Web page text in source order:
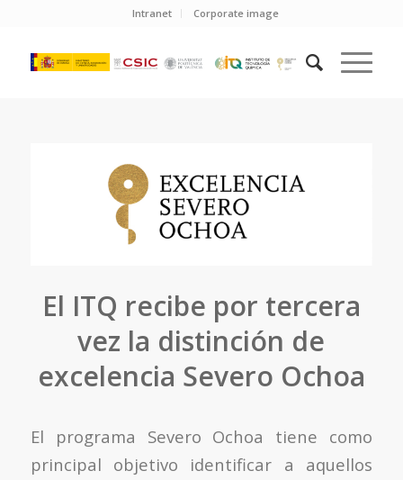
Intranet Corporate image
El ITQ recibe por tercera
vez la distinción de
excelencia Severo Ochoa
El programa Severo Ochoa tiene como
principal objetivo identificar a aquellos